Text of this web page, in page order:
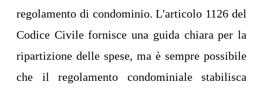
regolamento di condominio. L'articolo 1126 del
Codice Civile fornisce una guida chiara per la
ripartizione delle spese, ma è sempre possibile
che il regolamento condominiale stabilisca